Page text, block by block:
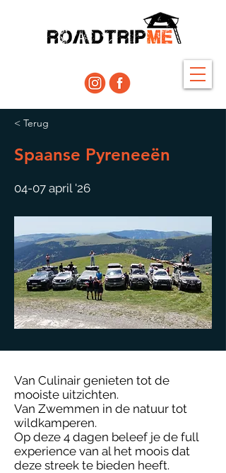
< Terug
Spaanse Pyreneeën
04-07 april '26
Van Culinair genieten tot de
mooiste uitzichten.
Van Zwemmen in de natuur tot
wildkamperen.
Op deze 4 dagen beleef je de full
experience van al het moois dat
deze streek te bieden heeft.